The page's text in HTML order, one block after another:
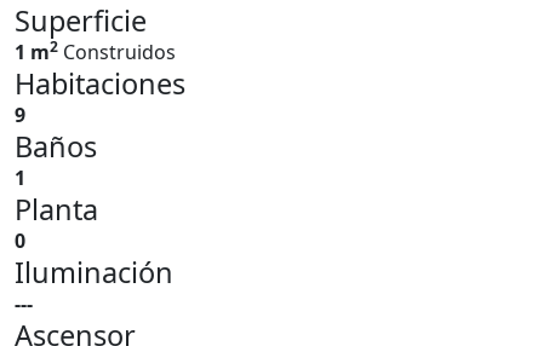
Superficie
1 m2 Construidos
Habitaciones
9
Baños
1
Planta
0
Iluminación
---
Ascensor